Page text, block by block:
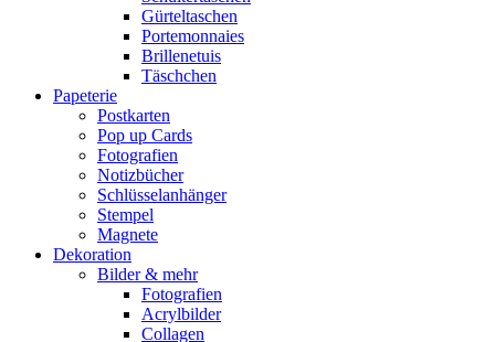
Gürteltaschen
Portemonnaies
Brillenetuis
Täschchen
Papeterie
Postkarten
Pop up Cards
Fotografien
Notizbücher
Schlüsselanhänger
Stempel
Magnete
Dekoration
Bilder & mehr
Fotografien
Acrylbilder
Collagen